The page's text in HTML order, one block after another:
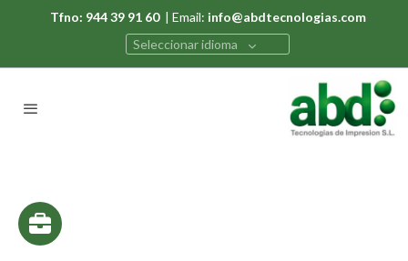
Tfno: 944 39 91 60| Email: info@abdtecnologias.com
Seleccionar idioma